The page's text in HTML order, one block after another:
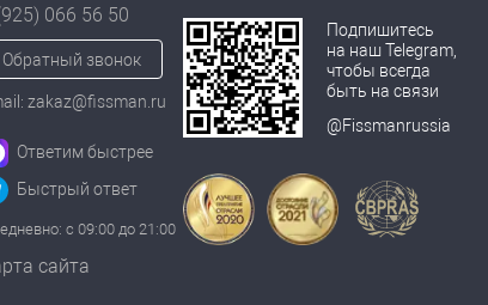
066 56 50
Обратный звонок
zakaz@fissman.ru
Ответим быстрее
Быстрый ответ
с 09:00 до 21:00
сайта
Подпишитесь
на наш Telegram,
чтобы всегда
быть на связи
@Fissmanrussia